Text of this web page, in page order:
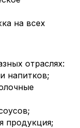
на всех
отраслях:
напитков;
продукция;